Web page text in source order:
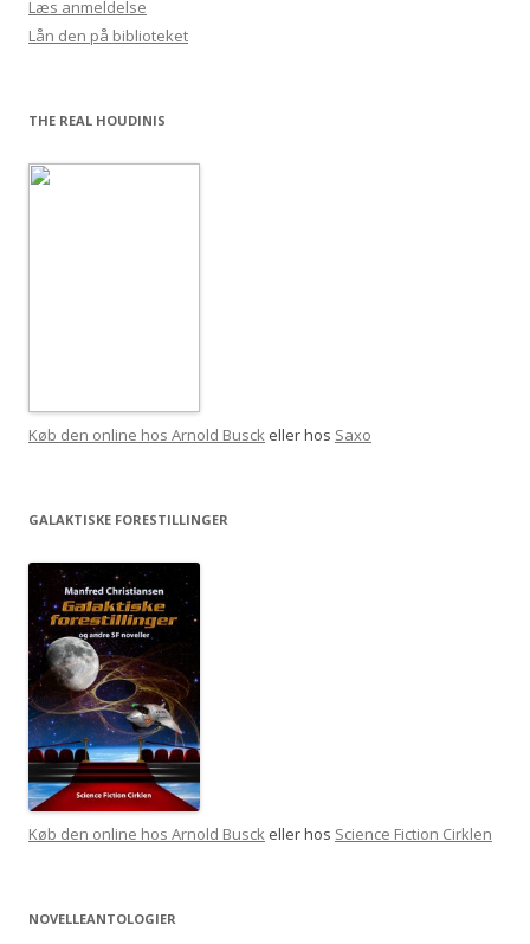
Læs anmeldelse
Lån den på biblioteket
THE REAL HOUDINIS
Køb den online hos Arnold Busck eller hos Saxo
GALAKTISKE FORESTILLINGER
Køb den online hos Arnold Busck eller hos Science Fiction Cirklen
NOVELLEANTOLOGIER